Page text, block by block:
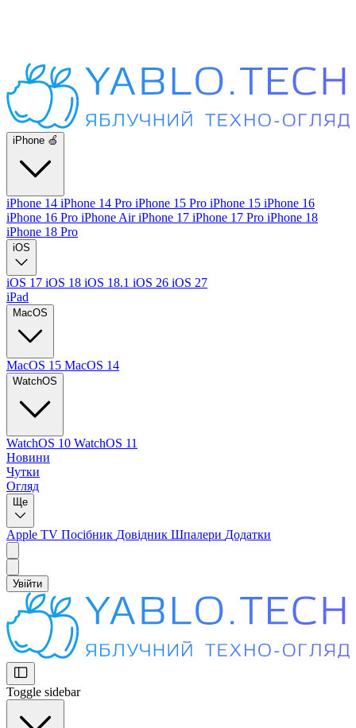
iPhone 🍏
iPhone 14 iPhone 14 Pro iPhone 15 Pro iPhone 15 iPhone 16
iPhone 16 Pro iPhone AiriPhone 17 iPhone 17 Pro iPhone 18
iPhone 18 Pro
iOS
iOS 17 iOS 18 iOS 18.1 iOS 26 iOS 27
iPad
MacOS
MacOS 15 MacOS 14
WatchOS
WatchOS 10 WatchOS 11
Новини
Чутки
Огляд
Ще
Apple TV Посібник Довідник Шпалери Додатки
Увійти
Toggle sidebar